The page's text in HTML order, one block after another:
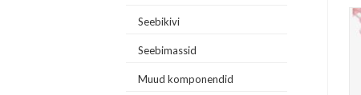
Seebikivi
Seebimassid
Muud komponendid